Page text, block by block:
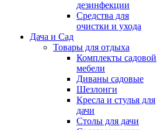
дезинфекции
Средства для
очистки и ухода
Дача и Сад
Товары для отдыха
Комплекты садовой
мебели
Диваны садовые
Шезлонги
Кресла и стулья для
дачи
Столы для дачи